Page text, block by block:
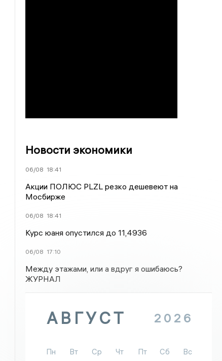
Новости экономики
06/08 18:41
Акции ПОЛЮС PLZL резко дешевеют на
Мосбирже
06/08 18:41
Курс юаня опустился до 11,4936
06/08 17:10
Между этажами, или а вдруг я ошибаюсь?
ЖУРНАЛ
АВГУСТ 2026
Пн Вт Ср Чт Пт Сб
Вс